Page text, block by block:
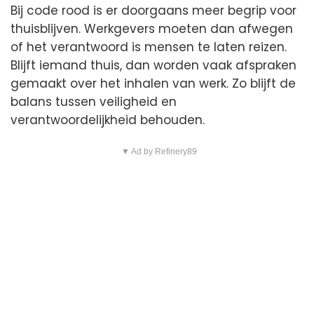
Bij code rood is er doorgaans meer begrip voor
thuisblijven. Werkgevers moeten dan afwegen
of het verantwoord is mensen te laten reizen.
Blijft iemand thuis, dan worden vaak afspraken
gemaakt over het inhalen van werk. Zo blijft de
balans tussen veiligheid en
verantwoordelijkheid behouden.
▼ Ad by Refinery89